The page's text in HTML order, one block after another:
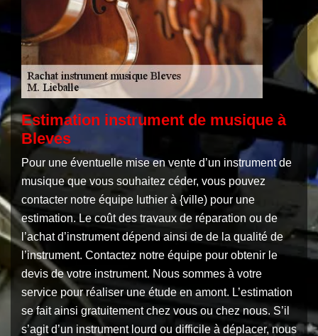
Estimation instrument de musique à
Bleves
Pour une éventuelle mise en vente d’un instrument de
musique que vous souhaitez céder, vous pouvez
contacter notre équipe luthier à {ville) pour une
estimation. Le coût des travaux de réparation ou de
l’achat d’instrument dépend ainsi de de la qualité de
l’instrument. Contactez notre équipe pour obtenir le
devis de votre instrument. Nous sommes à votre
service pour réaliser une étude en amont. L’estimation
se fait ainsi gratuitement chez vous ou chez nous. S’il
s’agit d’un instrument lourd ou difficile à déplacer, nous